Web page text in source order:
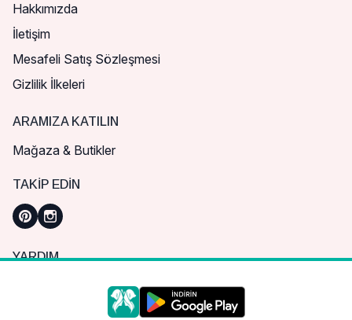
Hakkımızda
İletişim
Mesafeli Satış Sözleşmesi
Gizlilik İlkeleri
ARAMIZA KATILIN
Mağaza & Butikler
TAKIP EDIN
YARDIM
Sık Sorulan Sorular
Nasıl Sipariş Verebilirim?
Daha iyi bir alışveriş deneyimi için çerezleri